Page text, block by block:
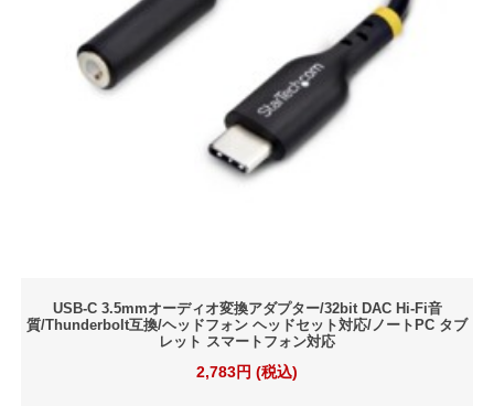
USB-C 3.5mmオーディオ変換アダプター/32bit DAC Hi-Fi音
質/Thunderbolt互換/ヘッドフォン ヘッドセット対応/ノートPC タブ
レット スマートフォン対応
2,783円 (税込)